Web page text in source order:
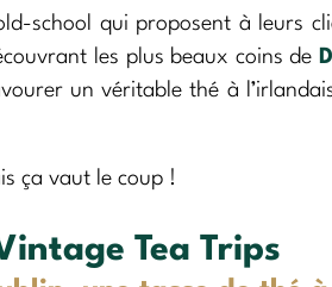
old-school qui proposent à leurs
les plus beaux coins de
un véritable thé à
ça vaut le coup !
Tea Trips